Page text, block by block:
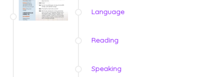
Language
Reading
Speaking